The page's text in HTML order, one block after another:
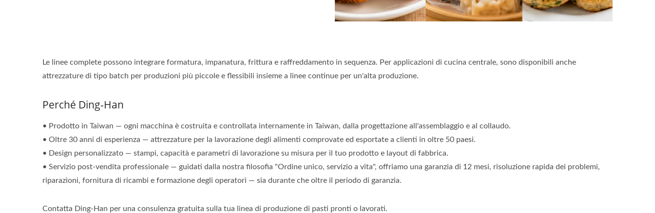
Le linee complete possono integrare formatura, impanatura, frittura e raffreddamento in sequenza. Per applicazioni di cucina centrale, sono disponibili anche
attrezzature di tipo batch per produzioni più piccole e flessibili insieme a linee continue per un'alta produzione.
Perché Ding-Han
• Prodotto in Taiwan — ogni macchina è costruita e controllata internamente in Taiwan, dalla progettazione all'assemblaggio e al collaudo.
• Oltre 30 anni di esperienza — attrezzature per la lavorazione degli alimenti comprovate ed esportate a clienti in oltre 50 paesi.
• Design personalizzato — stampi, capacità e parametri di lavorazione su misura per il tuo prodotto e layout di fabbrica.
• Servizio post-vendita professionale — guidati dalla nostra filosofia "Ordine unico, servizio a vita", offriamo una garanzia di 12 mesi, risoluzione rapida dei problemi,
riparazioni, fornitura di ricambi e formazione degli operatori — sia durante che oltre il periodo di garanzia.
Contatta Ding-Han per una consulenza gratuita sulla tua linea di produzione di pasti pronti o lavorati.